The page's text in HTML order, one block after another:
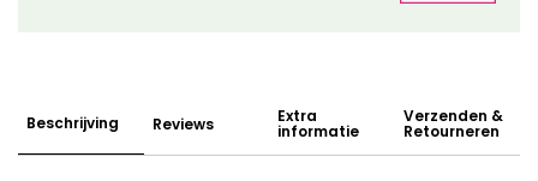
Beschrijving Reviews Extra
informatie
Verzenden &
Retourneren